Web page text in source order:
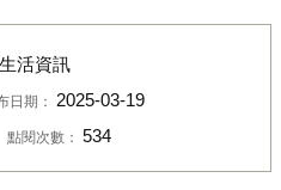
活資訊
日期： 2025-03-19
點閱次數： 534